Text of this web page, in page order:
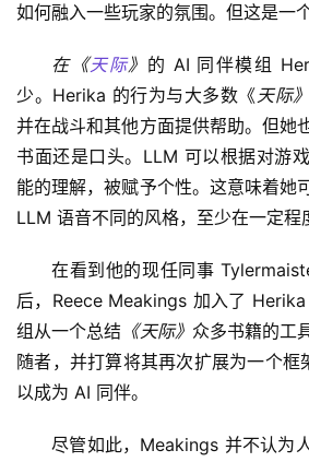
如何融入一些玩家的氛围。但这是一
在《天际》 的 AI 同伴模组
少。Herika 的行为与大多数《天际》
并在战斗和其他方面提供帮助。但她
书面还是口头。LLM 可以根据对游
能的理解，被赋予个性。这意味着她
LLM 语音不同的风格，至少在一定程
在看到他的现任同事
后，Reece Meakings 加入了
组从一个总结 《天际》 众多书籍的工
随者，并打算将其再次扩展为一个
以成为 AI 同伴。
尽管如此，Meakings 并不认为